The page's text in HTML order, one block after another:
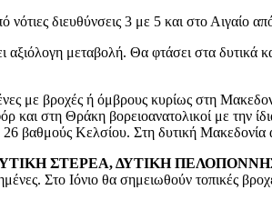
νότιες διευθύνσεις 3 με 5 και στο Αιγαίο
μεταβολή. Θα φτάσει στα δυτικά
με βροχές ή όμβρους κυρίως στη
και στη Θράκη βορειοανατολικοί με την
βαθμούς Κελσίου. Στη δυτική
ΣΤΕΡΕΑ, ΔΥΤΙΚΗ
Στο Ιόνιο θα σημειωθούν τοπικές